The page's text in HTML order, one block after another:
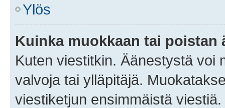
Ylös
Kuinka muokkaan tai poistan
Kuten viestitkin. Äänestystä voi
valvoja tai ylläpitäjä.
viestiketjun ensimmäistä